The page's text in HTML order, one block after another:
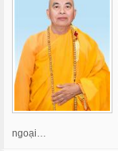
ngoại…